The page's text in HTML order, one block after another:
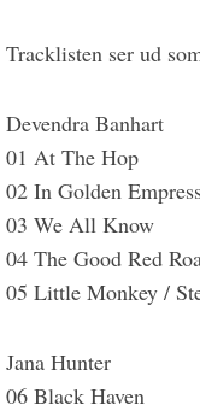
Tracklisten ser ud
Devendra Banhart
01 At The Hop
02 In Golden
03 We All Know
04 The Good Red
05 Little Monkey /
Jana Hunter
06 Black Haven